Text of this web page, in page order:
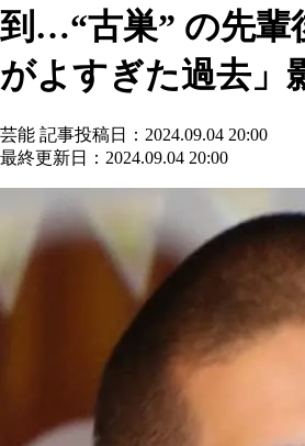
到…“古巣” の先輩
がよすぎた過去」
芸能 記事投稿日：2024.09.04 20:00
最終更新日：2024.09.04 20:00